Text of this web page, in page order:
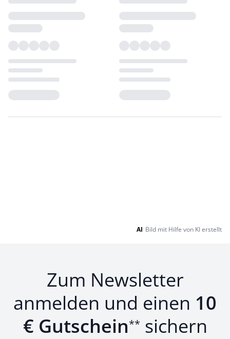
AI Bild mit Hilfe von KI erstellt
Zum Newsletter
anmelden und einen 10
€ Gutschein** sichern